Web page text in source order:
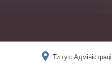
Ти тут: